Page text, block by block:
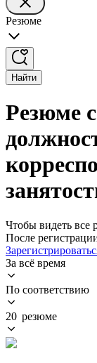
Резюме
Найти
Резюме
Чтобы видеть все
После
За всё время
По соответствию
20 резюме